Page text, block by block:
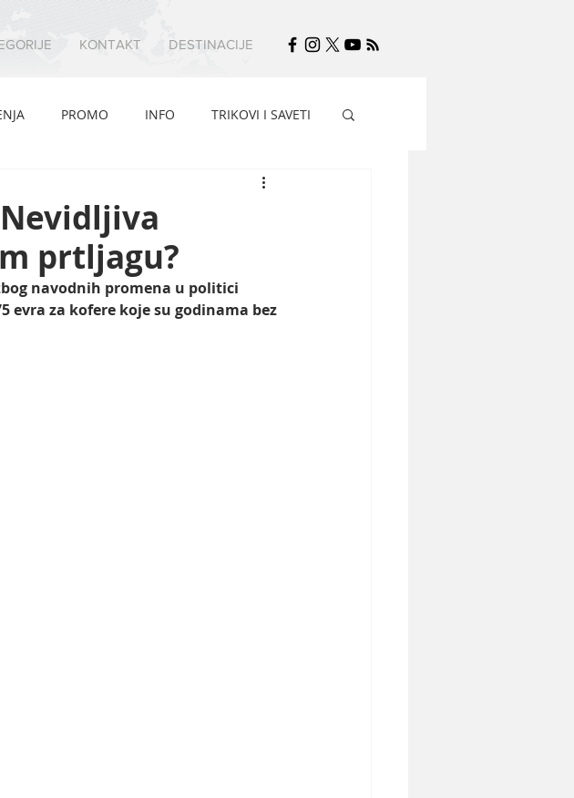
KONTAKT DESTINACIJE
PROMO INFO TRIKOVI I SAVETI
prtljagu?
navodnih promena u politici
evra za kofere koje su godinama bez